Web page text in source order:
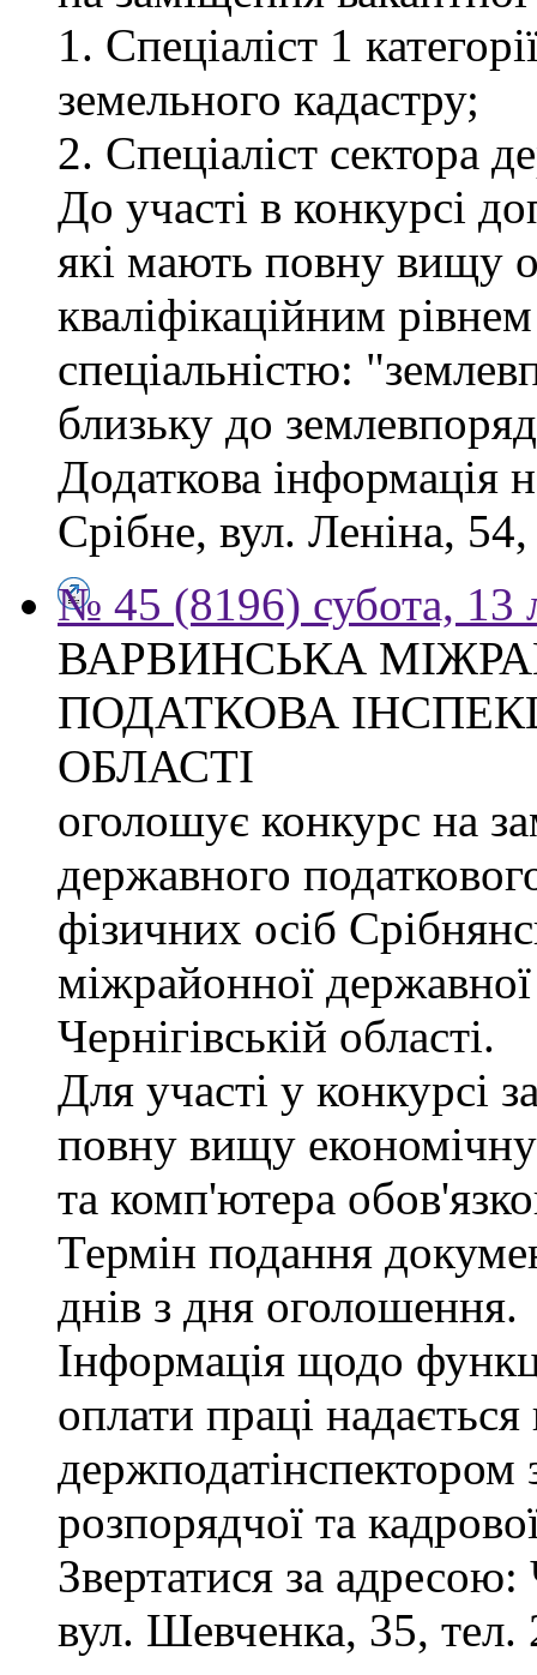
1. Спеціаліст 1
земельного кадастру;
2. Спеціаліст сектора
До участі в конкурсі
які мають повну вищу
кваліфікаційним
спеціальністю:
близьку до
Додаткова інформація
Срібне, вул. Леніна,
№ 45 (8196) субота, 13
ВАРВИНСЬКА
ПОДАТКОВА
ОБЛАСТІ
оголошує конкурс на
державного
фізичних осіб
міжрайонної державної
Чернігівській області.
Для участі у конкурсі
повну вищу
та комп'ютера
Термін подання
днів з дня оголошення.
Інформація щодо
оплати праці
держподатінспектором
розпорядчої та
Звертатися за адресою:
вул. Шевченка, 35, тел.